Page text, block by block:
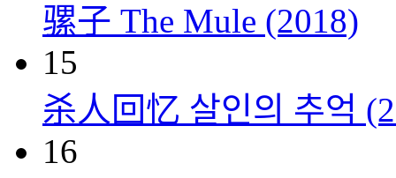
骡子 The Mule (2018)
15
杀人回忆 살인의 추억
16